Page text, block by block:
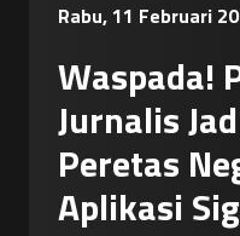
Rabu, 11 Februari
Waspada!
Jurnalis
Peretas
Aplikasi